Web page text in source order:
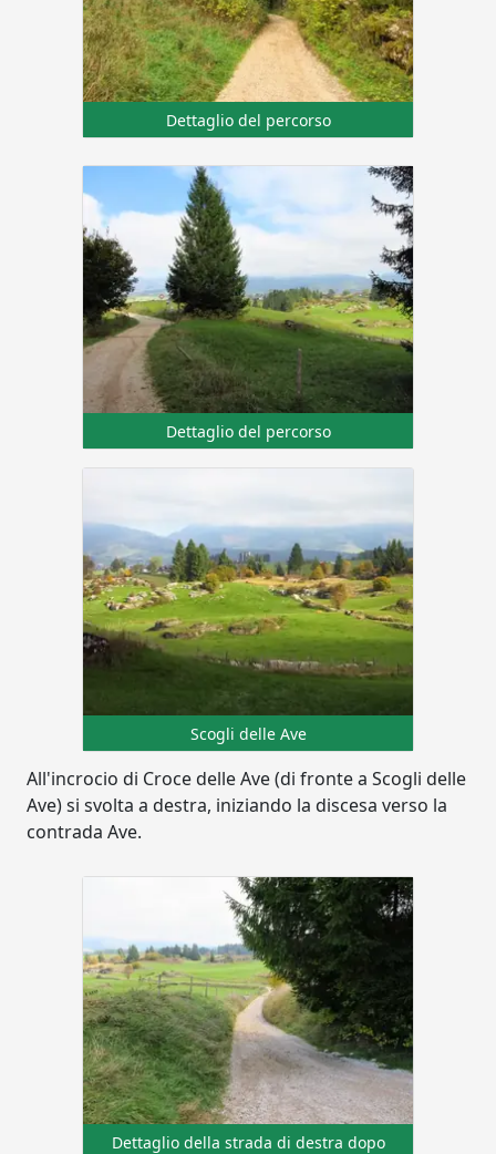
Dettaglio del percorso
Dettaglio del percorso
Scogli delle Ave
All'incrocio di Croce delle Ave (di fronte a Scogli delle
Ave) si svolta a destra, iniziando la discesa verso la
contrada Ave.
Dettaglio della strada di destra dopo